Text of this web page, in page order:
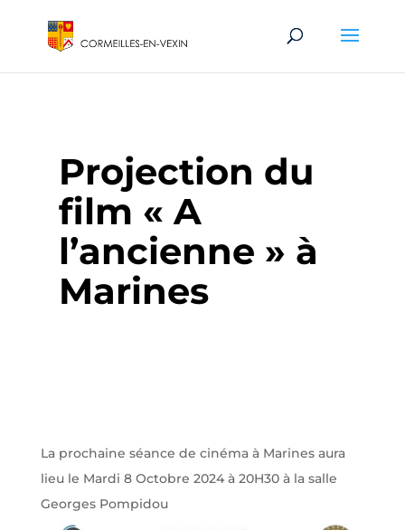
Projection du
film « A
l’ancienne » à
Marines
La prochaine séance de cinéma à Marines aura
lieu le Mardi 8 Octobre 2024 à 20H30 à la salle
Georges Pompidou